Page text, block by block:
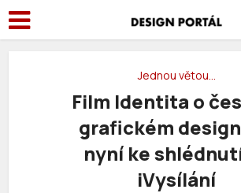
Jednou větou…
Film Identita o
grafickém
nyní ke
iVysílání